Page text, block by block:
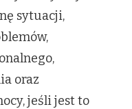
sytuacji,
oraz
jeśli jest to